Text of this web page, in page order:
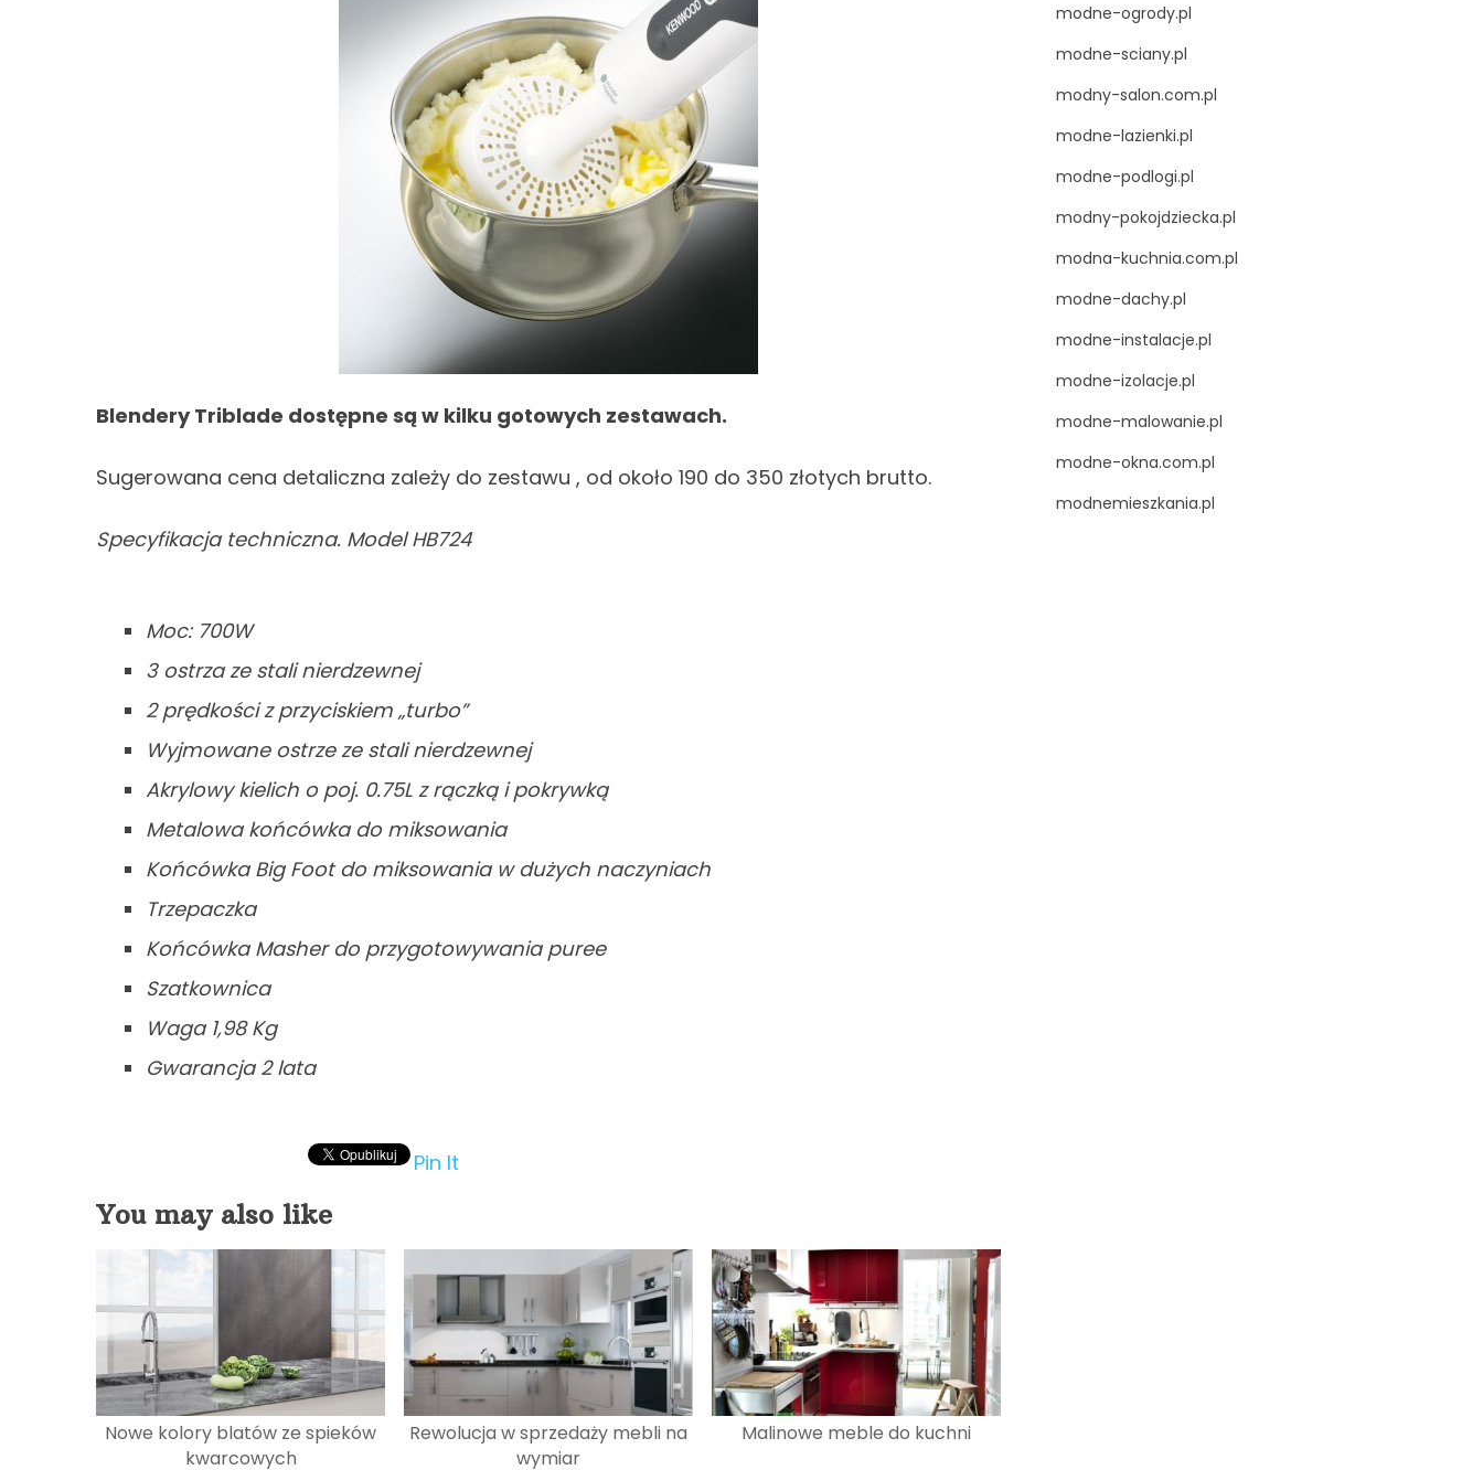
Blendery Triblade dostępne są w kilku gotowych zestawach.
Sugerowana cena detaliczna zależy do zestawu , od około 190 do 350 złotych brutto.
Specyfikacja techniczna. Model HB724
Moc: 700W
3 ostrza ze stali nierdzewnej
2 prędkości z przyciskiem „turbo”
Wyjmowane ostrze ze stali nierdzewnej
Akrylowy kielich o poj. 0.75L z rączką i pokrywką
Metalowa końcówka do miksowania
Końcówka Big Foot do miksowania w dużych naczyniach
Trzepaczka
Końcówka Masher do przygotowywania puree
Szatkownica
Waga 1,98 Kg
Gwarancja 2 lata
Pin It
You may also like
Nowe kolory blatów ze spieków
kwarcowych
Rewolucja w sprzedaży mebli na
wymiar
Malinowe meble do kuchni
modne-ogrody.pl
modne-sciany.pl
modny-salon.com.pl
modne-lazienki.pl
modne-podlogi.pl
modny-pokojdziecka.pl
modna-kuchnia.com.pl
modne-dachy.pl
modne-instalacje.pl
modne-izolacje.pl
modne-malowanie.pl
modne-okna.com.pl
modnemieszkania.pl